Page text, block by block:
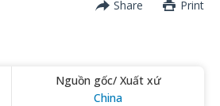
Share Print
Nguồn gốc/ Xuất xứ
China